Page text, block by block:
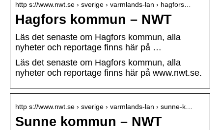
http s://www.nwt.se › sverige › varmlands-lan › hagfors…
Hagfors kommun – NWT
Läs det senaste om Hagfors kommun, alla
nyheter och reportage finns här på …
Läs det senaste om Hagfors kommun, alla
nyheter och reportage finns här på www.nwt.se.
http s://www.nwt.se › sverige › varmlands-lan › sunne-k…
Sunne kommun – NWT